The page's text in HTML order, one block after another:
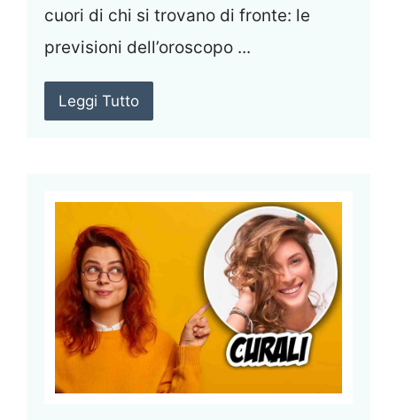
cuori di chi si trovano di fronte: le
previsioni dell’oroscopo ...
Leggi Tutto